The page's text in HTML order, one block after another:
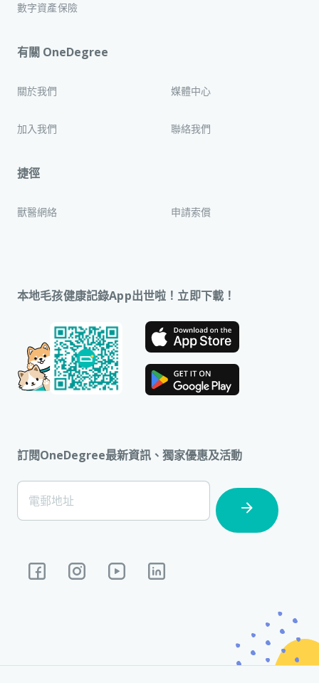
數字資產保險
有關 OneDegree
關於我們 媒體中心
加入我們 聯絡我們
捷徑
獸醫網絡 申請索償
本地毛孩健康記錄App出世啦！立即下載！
訂閱OneDegree最新資訊、獨家優惠及活動
[Footer]
Subscription
電郵地址